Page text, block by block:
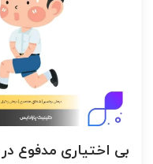
بی اختیاری مدفوع